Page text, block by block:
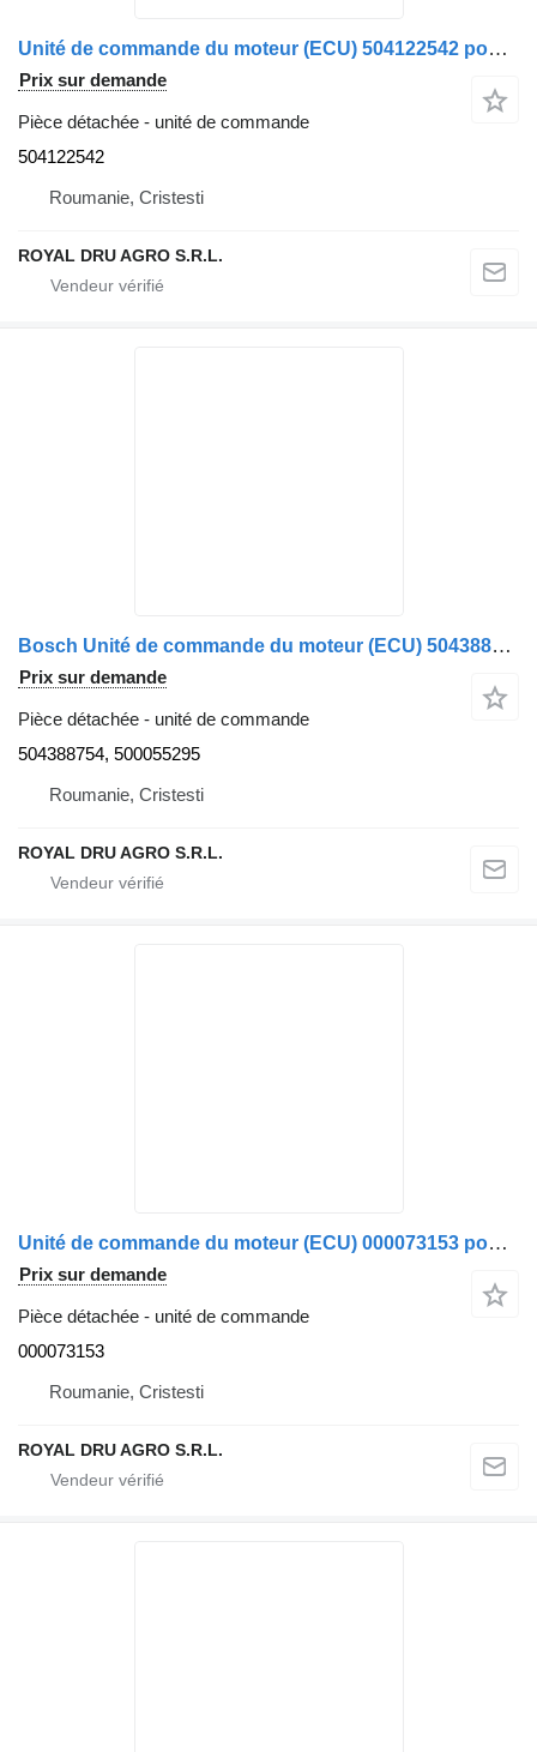
Unité de commande du moteur (ECU) 504122542 pour camion IVECO
Prix sur demande
Pièce détachée - unité de commande
504122542
Roumanie, Cristesti
ROYAL DRU AGRO S.R.L.
Bosch Unité de commande du moteur (ECU) 504388754 pour camion IVECO Bosch 504388754 500055295
Prix sur demande
Pièce détachée - unité de commande
504388754, 500055295
Roumanie, Cristesti
ROYAL DRU AGRO S.R.L.
Unité de commande du moteur (ECU) 000073153 pour camion IVECO F3AF0681D B31L
Prix sur demande
Pièce détachée - unité de commande
000073153
Roumanie, Cristesti
ROYAL DRU AGRO S.R.L.